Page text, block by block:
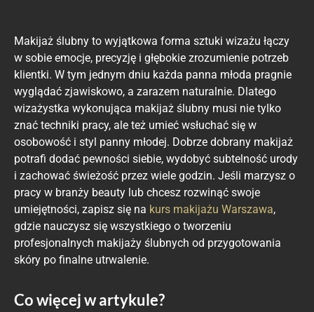
Makijaż ślubny to wyjątkowa forma sztuki wizażu łączy
w sobie emocje, precyzję i głębokie zrozumienie potrzeb
klientki. W tym jednym dniu każda panna młoda pragnie
wyglądać zjawiskowo, a zarazem naturalnie. Dlatego
wizażystka wykonująca makijaż ślubny musi nie tylko
znać techniki pracy, ale też umieć wsłuchać się w
osobowość i styl panny młodej. Dobrze dobrany makijaż
potrafi dodać pewności siebie, wydobyć subtelność urody
i zachować świeżość przez wiele godzin. Jeśli marzysz o
pracy w branży beauty lub chcesz rozwinąć swoje
umiejętności, zapisz się na kurs makijażu Warszawa,
gdzie nauczysz się wszystkiego o tworzeniu
profesjonalnych makijaży ślubnych od przygotowania
skóry po finalne utrwalenie.
Co więcej w artykule?